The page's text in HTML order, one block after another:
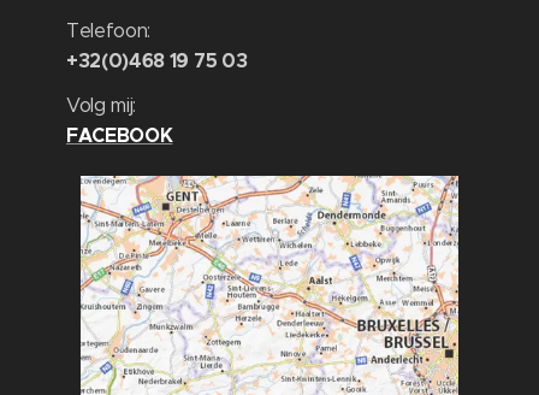
Telefoon:
+32(0)468 19 75 03
Volg mij:
FACEBOOK